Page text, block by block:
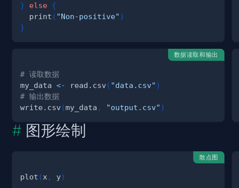
}
else {
  print
( "Non-positive" )
}
数据读取和输出
# 读取数据
my_data <- read.csv ( "data.csv" )
# 输出数据
write.csv (my_data , "output.csv" )
图形绘制
散点图
plot (x , y)